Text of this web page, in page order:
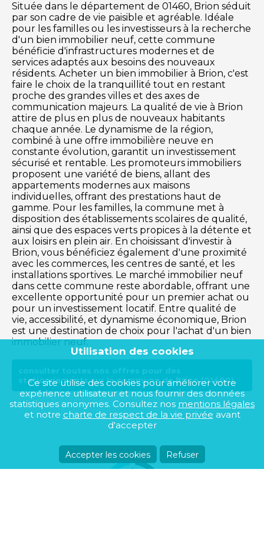
Située dans le département de 01460, Brion séduit
par son cadre de vie paisible et agréable. Idéale
pour les familles ou les investisseurs à la recherche
d'un bien immobilier neuf, cette commune
bénéficie d'infrastructures modernes et de
services adaptés aux besoins des nouveaux
résidents. Acheter un bien immobilier à Brion, c'est
faire le choix de la tranquillité tout en restant
proche des grandes villes et des axes de
communication majeurs. La qualité de vie à Brion
attire de plus en plus de nouveaux habitants
chaque année. Le dynamisme de la région,
combiné à une offre immobilière neuve en
constante évolution, garantit un investissement
sécurisé et rentable. Les promoteurs immobiliers
proposent une variété de biens, allant des
appartements modernes aux maisons
individuelles, offrant des prestations haut de
gamme. Pour les familles, la commune met à
disposition des établissements scolaires de qualité,
ainsi que des espaces verts propices à la détente et
aux loisirs en plein air. En choisissant d'investir à
Brion, vous bénéficiez également d'une proximité
avec les commerces, les centres de santé, et les
installations sportives. Le marché immobilier neuf
dans cette commune reste abordable, offrant une
excellente opportunité pour un premier achat ou
pour un investissement locatif. Entre qualité de
vie, accessibilité, et dynamisme économique, Brion
est une destination de choix pour l'achat d'un bien
immobilier neuf.
consulter toutes nos offres pour des
stationnements sur la commune de Brion (01460)
Utilisation des cookies
Ce site utilise des cookies pour améliorer votre
expérience utilisateur et nous fournir des données
statistiques anonymes. Consultez nos mentions légales
et notre charte de respect de la vie privée avant
d'accepter
Accepter les cookies Refuser